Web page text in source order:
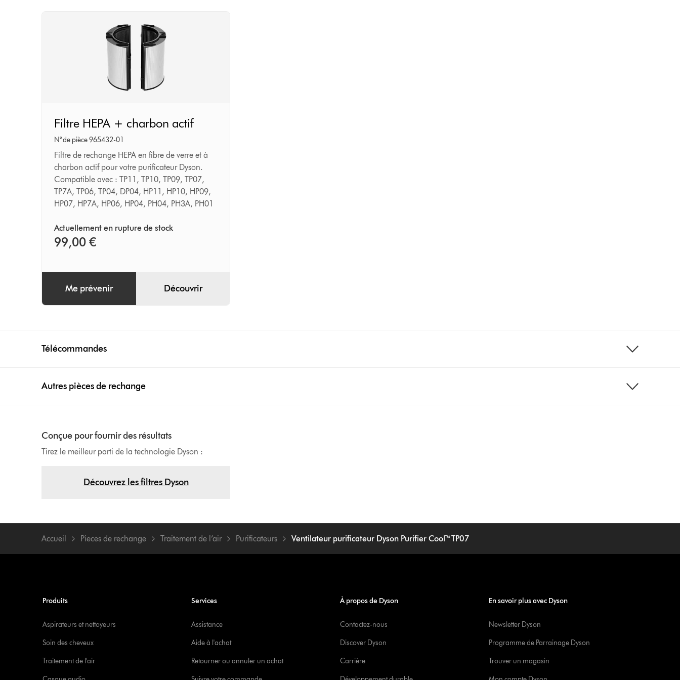
HEPA
+
charbon
actif
Filtre HEPA + charbon actif
N° de pièce 965432-01
Filtre de rechange HEPA en fibre de verre et à
charbon actif pour votre purificateur Dyson.
Compatible avec : TP11, TP10, TP09, TP07,
TP7A, TP06, TP04, DP04, HP11, HP10, HP09,
HP07, HP7A, HP06, HP04, PH04, PH3A, PH01
Actuellement en rupture de stock
99,00 €
Me prévenir Découvrir
Télécommandes
Autres pièces de rechange
Conçue pour fournir des résultats
Tirez le meilleur parti de la technologie Dyson :
Découvrez les filtres Dyson
Accueil Pieces de rechange Traitement de l’air Purificateurs Ventilateur purificateur Dyson Purifier Cool™ TP07
Produits
Aspirateurs et nettoyeurs
Soin des cheveux
Traitement de l'air
Services
Assistance
Aide à l'achat
Retourner ou annuler un achat
À propos de Dyson
Contactez-nous
Discover Dyson
Carrière
En savoir plus avec Dyson
Newsletter Dyson
Programme de Parrainage Dyson
Trouver un magasin